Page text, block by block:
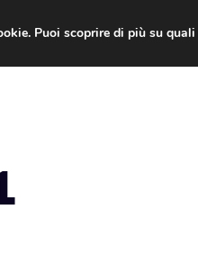
Puoi scoprire di più su